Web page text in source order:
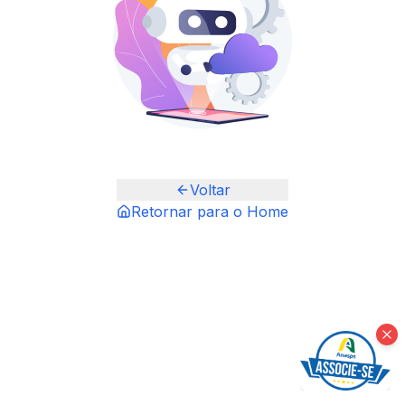
Voltar
Retornar para o Home